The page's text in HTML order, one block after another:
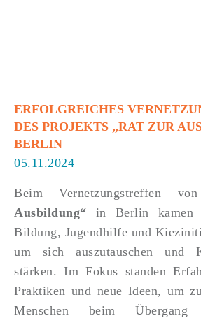
ERFOLGREICHES
DES PROJEKTS „RAT ZUR
BERLIN
05.11.2024
Beim Vernetzungstreffen
Ausbildung“ in Berlin kamen
Bildung, Jugendhilfe und
um sich auszutauschen und
stärken. Im Fokus standen
Praktiken und neue Ideen, um
Menschen beim